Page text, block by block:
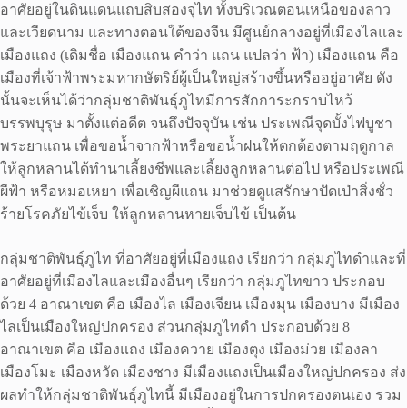
อาศัยอยู่ในดินแดนแถบสิบสองจุไท ทั้งบริเวณตอนเหนือของลาว
และเวียดนาม และทางตอนใต้ของจีน มีศูนย์กลางอยู่ที่เมืองไลและ
เมืองแถง (เดิมชื่อ เมืองแถน คำว่า แถน แปลว่า ฟ้า) เมืองแถน คือ
เมืองที่เจ้าฟ้าพระมหากษัตริย์ผู้เป็นใหญ่สร้างขึ้นหรืออยู่อาศัย ดัง
นั้นจะเห็นได้ว่ากลุ่มชาติพันธุ์ภูไทมีการสักการะกราบไหว้
บรรพบุรุษ มาตั้งแต่อดีต จนถึงปัจจุบัน เช่น ประเพณีจุดบั้งไฟบูชา
พระยาแถน เพื่อขอน้ำจากฟ้าหรือขอน้ำฝนให้ตกต้องตามฤดูกาล
ให้ลูกหลานได้ทำนาเลี้ยงชีพและเลี้ยงลูกหลานต่อไป หรือประเพณี
ผีฟ้า หรือหมอเหยา เพื่อเชิญผีแถน มาช่วยดูแสรักษาปัดเป่าสิ่งชั่ว
ร้ายโรคภัยไข้เจ็บ ให้ลูกหลานหายเจ็บไข้ เป็นต้น
กลุ่มชาติพันธุ์ภูไท ที่อาศัยอยู่ที่เมืองแถง เรียกว่า กลุ่มภูไทดำและที่
อาศัยอยู่ที่เมืองไลและเมืองอื่นๆ เรียกว่า กลุ่มภูไทขาว ประกอบ
ด้วย 4 อาณาเขต คือ เมืองไล เมืองเจียน เมืองมุน เมืองบาง มีเมือง
ไลเป็นเมืองใหญ่ปกครอง ส่วนกลุ่มภูไทดำ ประกอบด้วย 8
อาณาเขต คือ เมืองแถง เมืองควาย เมืองตุง เมืองม่วย เมืองลา
เมืองโมะ เมืองหวัด เมืองชาง มีเมืองแถงเป็นเมืองใหญ่ปกครอง ส่ง
ผลทำให้กลุ่มชาติพันธุ์ภูไทนี้ มีเมืองอยู่ในการปกครองตนเอง รวม